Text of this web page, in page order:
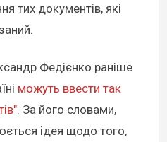
тих документів, які
Федієнко раніше
можуть ввести так
. За його словами,
ідея щодо того,